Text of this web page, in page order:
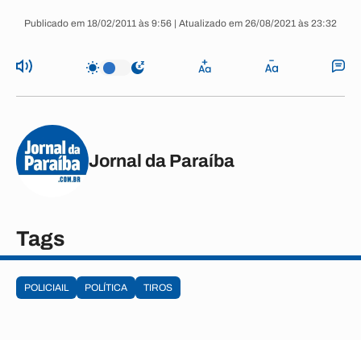
Publicado em 18/02/2011 às 9:56 | Atualizado em 26/08/2021 às 23:32
Jornal da Paraíba
Tags
POLICIAIL POLÍTICA TIROS